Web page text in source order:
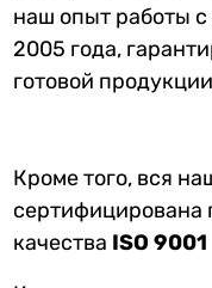
наш опыт работы
2005 года,
готовой
Кроме того, вся
сертифицирована
качества ISO 9001